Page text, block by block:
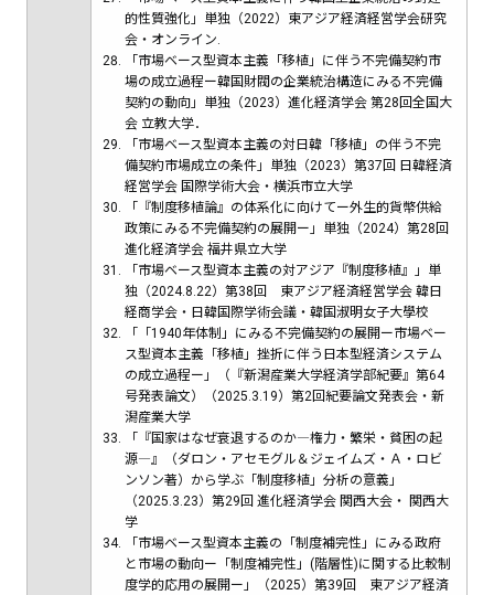
的性質強化」単独（2022）東アジア経済経営学会研究
会・オンライン.
「市場ベース型資本主義「移植」に伴う不完備契約市
場の成立過程ー韓国財閥の企業統治構造にみる不完備
契約の動向」単独（2023）進化経済学会 第28回全国大
会 立教大学．
「市場ベース型資本主義の対日韓「移植」の伴う不完
備契約市場成立の条件」単独（2023）第37回 日韓経済
経営学会 国際学術大会・横浜市立大学
「『制度移植論』の体系化に向けてー外生的貨幣供給
政策にみる不完備契約の展開ー」単独（2024）第28回
進化経済学会 福井県立大学
「市場ベース型資本主義の対アジア『制度移植』」単
独（2024.8.22）第38回 東アジア経済経営学会 韓日
経商学会・日韓国際学術会議・韓国淑明女子大學校
「「1940年体制」にみる不完備契約の展開ー市場ベー
ス型資本主義「移植」挫折に伴う日本型経済システム
の成立過程ー」（『新潟産業大学経済学部紀要』第64
号発表論文）（2025.3.19）第2回紀要論文発表会・新
潟産業大学
「『国家はなぜ衰退するのか―権力・繁栄・貧困の起
源―』（ダロン・アセモグル＆ジェイムズ・Ａ・ロビ
ンソン著）から学ぶ「制度移植」分析の意義」
（2025.3.23）第29回 進化経済学会 関西大会・ 関西大
学
「市場ベース型資本主義の「制度補完性」にみる政府
と市場の動向ー「制度補完性」(階層性)に関する比較制
度学的応用の展開ー」（2025）第39回 東アジア経済